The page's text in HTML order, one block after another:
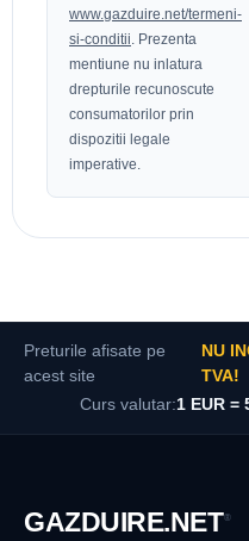
www.gazduire.net/termeni-
si-conditii . Prezenta
mentiune nu inlatura
drepturile recunoscute
consumatorilor prin
dispozitii legale
imperative.
Preturile afisate pe
acest site
NU
TVA!
Curs valutar:1 EUR =
GAZDUIRE.NET®